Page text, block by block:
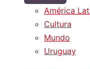
América
Cultura
Mundo
Uruguay